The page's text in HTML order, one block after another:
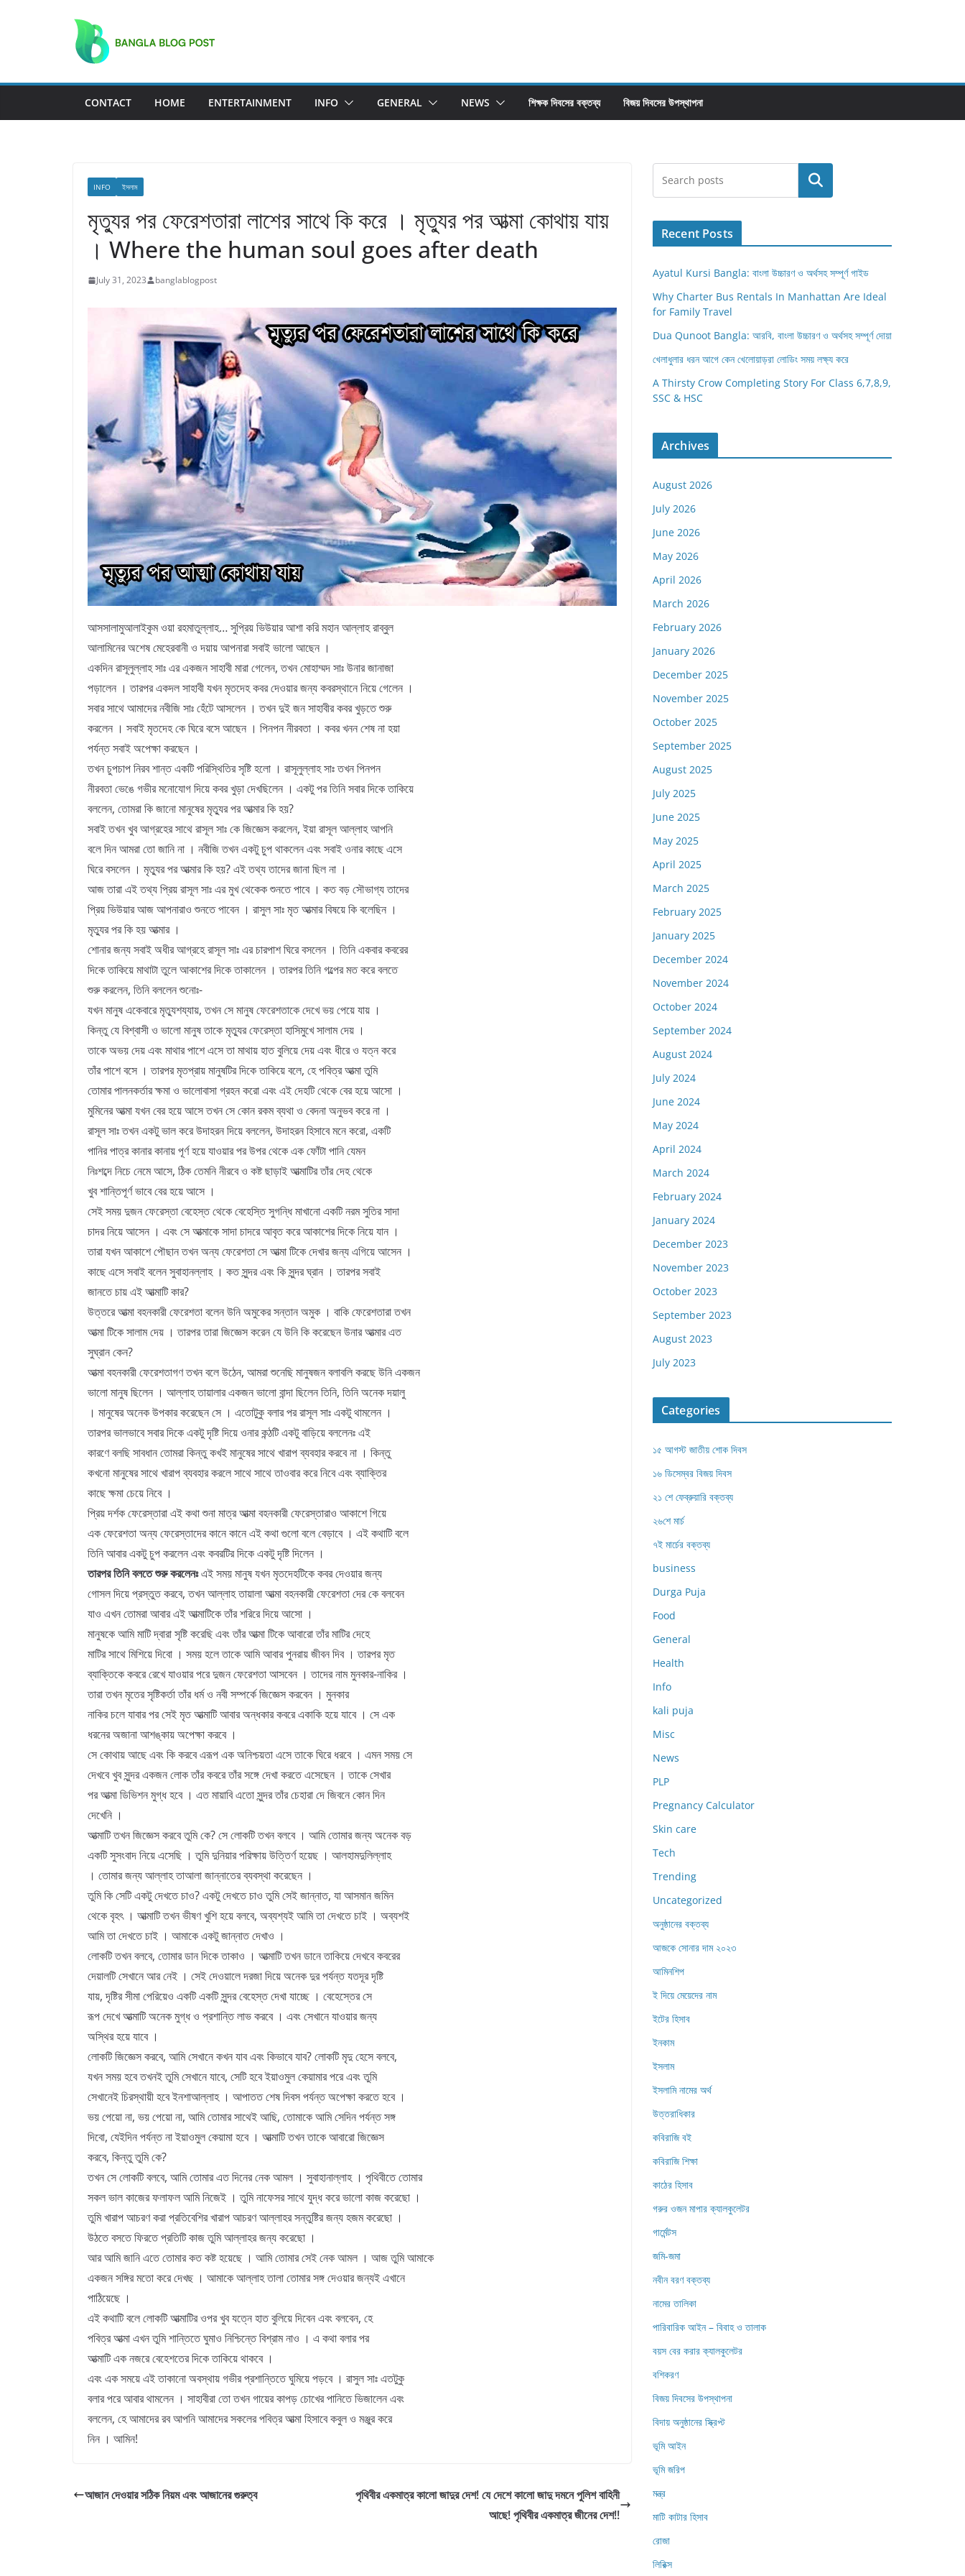
CONTACT HOME ENTERTAINMENT INFO GENERAL NEWS শিক্ষক দিবসের বক্তব্য বিজয় দিবসের উপস্থাপনা
INFO ইসলাম
মৃত্যুর পর ফেরেশতারা লাশের সাথে কি করে । মৃত্যুর পর আত্মা কোথায় যায়
। Where the human soul goes after death
July 31, 2023 banglablogpost
আসসালামুআলাইকুম ওয়া রহমাতুল্লাহ… সুপ্রিয় ভিউয়ার আশা করি মহান আল্লাহ রাব্বুল
আলামিনের অশেষ মেহেরবানী ও দয়ায় আপনারা সবাই ভালো আছেন ।
একদিন রাসূলুল্লাহ সাঃ এর একজন সাহাবী মারা গেলেন, তখন মোহাম্মদ সাঃ উনার জানাজা
পড়ালেন । তারপর একদল সাহাবী যখন মৃতদেহ কবর দেওয়ার জন্য কবরস্থানে নিয়ে গেলেন ।
সবার সাথে আমাদের নবীজি সাঃ হেঁটে আসলেন । তখন দুই জন সাহাবীর কবর খুড়তে শুরু
করলেন । সবাই মৃতদেহ কে ঘিরে বসে আছেন । পিনপন নীরবতা । কবর খনন শেষ না হয়া
পর্যন্ত সবাই অপেক্ষা করছেন ।
তখন চুপচাপ নিরব শান্ত একটি পরিস্থিতির সৃষ্টি হলো । রাসূলুল্লাহ সাঃ তখন পিনপন
নীরবতা ভেঙে গভীর মনোযোগ দিয়ে কবর খুড়া দেখছিলেন । একটু পর তিনি সবার দিকে তাকিয়ে
বললেন, তোমরা কি জানো মানুষের মৃত্যুর পর আত্মার কি হয়?
সবাই তখন খুব আগ্রহের সাথে রাসূল সাঃ কে জিজ্ঞেস করলেন, ইয়া রাসূল আল্লাহ আপনি
বলে দিন আমরা তো জানি না । নবীজি তখন একটু চুপ থাকলেন এবং সবাই ওনার কাছে এসে
ঘিরে বসলেন । মৃত্যুর পর আত্মার কি হয়? এই তথ্য তাদের জানা ছিল না ।
আজ তারা এই তথ্য প্রিয় রাসূল সাঃ এর মুখ থেকেক শুনতে পাবে । কত বড় সৌভাগ্য তাদের
প্রিয় ভিউয়ার আজ আপনারাও শুনতে পাবেন । রাসুল সাঃ মৃত আত্মার বিষয়ে কি বলেছিন ।
মৃত্যুর পর কি হয় আত্মার ।
শোনার জন্য সবাই অধীর আগ্রহে রাসূল সাঃ এর চারপাশ ঘিরে বসলেন । তিনি একবার কবরের
দিকে তাকিয়ে মাথাটা তুলে আকাশের দিকে তাকালেন । তারপর তিনি গল্পের মত করে বলতে
শুরু করলেন, তিনি বললেন শুনোঃ-
যখন মানুষ একেবারে মৃত্যুশয্যায়, তখন সে মানুষ ফেরেশতাকে দেখে ভয় পেয়ে যায় ।
কিন্তু যে বিশ্বাসী ও ভালো মানুষ তাকে মৃত্যুর ফেরেস্তা হাসিমুখে সালাম দেয় ।
তাকে অভয় দেয় এবং মাথার পাশে এসে তা মাথায় হাত বুলিয়ে দেয় এবং ধীরে ও যত্ন করে
তাঁর পাশে বসে । তারপর মৃতপ্রায় মানুষটির দিকে তাকিয়ে বলে, হে পবিত্র আত্মা তুমি
তোমার পালনকর্তার ক্ষমা ও ভালোবাসা গ্রহন করো এবং এই দেহটি থেকে বের হয়ে আসো ।
মুমিনের আত্মা যখন বের হয়ে আসে তখন সে কোন রকম ব্যথা ও বেদনা অনুভব করে না ।
রাসূল সাঃ তখন একটু ভাল করে উদাহরন দিয়ে বললেন, উদাহরন হিসাবে মনে করো, একটি
পানির পাত্র কানার কানায় পূর্ণ হয়ে যাওয়ার পর উপর থেকে এক ফোঁটা পানি যেমন
নিঃশব্দে নিচে নেমে আসে, ঠিক তেমনি নীরবে ও কষ্ট ছাড়াই আত্মাটির তাঁর দেহ থেকে
খুব শান্তিপূর্ণ ভাবে বের হয়ে আসে ।
সেই সময় দুজন ফেরেস্তা বেহেস্ত থেকে বেহেস্তি সুগন্ধি মাখানো একটি নরম সুতির সাদা
চাদর নিয়ে আসেন । এবং সে আত্মাকে সাদা চাদরে আবৃত করে আকাশের দিকে নিয়ে যান ।
তারা যখন আকাশে পৌছান তখন অন্য ফেরেশতা সে আত্মা টিকে দেখার জন্য এগিয়ে আসেন ।
কাছে এসে সবাই বলেন সুবাহানল্লাহ । কত সুন্দর এবং কি সুন্দর ঘ্রান । তারপর সবাই
জানতে চায় এই আত্মাটি কার?
উত্তরে আত্মা বহনকারী ফেরেশতা বলেন উনি অমুকের সন্তান অমুক । বাকি ফেরেশতারা তখন
আত্মা টিকে সালাম দেয় । তারপর তারা জিজ্ঞেস করেন যে উনি কি করেছেন উনার আত্মার এত
সুঘ্রান কেন?
আত্মা বহনকারী ফেরেশতাগণ তখন বলে উঠেন, আমরা শুনেছি মানুষজন বলাবলি করছে উনি একজন
ভালো মানুষ ছিলেন । আল্লাহ তায়ালার একজন ভালো বান্দা ছিলেন তিনি, তিনি অনেক দয়ালু
। মানুষের অনেক উপকার করেছেন সে । এতোটুকু বলার পর রাসূল সাঃ একটু থামলেন ।
তারপর ভালভাবে সবার দিকে একটু দৃষ্টি দিয়ে ওনার কন্ঠটি একটু বাড়িয়ে বললেনঃ এই
কারণে বলছি সাবধান তোমরা কিন্তু কখই মানুষের সাথে খারাপ ব্যবহার করবে না । কিন্তু
কখনো মানুষের সাথে খারাপ ব্যবহার করলে সাথে সাথে তাওবার করে নিবে এবং ব্যাক্তির
কাছে ক্ষমা চেয়ে নিবে ।
প্রিয় দর্শক ফেরেস্তারা এই কথা শুনা মাত্র আত্মা বহনকারী ফেরেস্তারাও আকাশে গিয়ে
এক ফেরেশতা অন্য ফেরেস্তাদের কানে কানে এই কথা গুলো বলে বেড়াবে । এই কথাটি বলে
তিনি আবার একটু চুপ করলেন এবং কবরটির দিকে একটু দৃষ্টি দিলেন ।
তারপর তিনি বলতে শুরু করলেনঃএই সময় মানুষ যখন মৃতদেহটিকে কবর দেওয়ার জন্য
গোসল দিয়ে প্রস্তুত করবে, তখন আল্লাহ তায়ালা আত্মা বহনকারী ফেরেশতা দের কে বলবেন
যাও এখন তোমরা আবার এই আত্মাটিকে তাঁর শরিরে দিয়ে আসো ।
মানুষকে আমি মাটি দ্বারা সৃষ্টি করেছি এবং তাঁর আত্মা টিকে আবারো তাঁর মাটির দেহে
মাটির সাথে মিশিয়ে দিবো । সময় হলে তাকে আমি আবার পুনরায় জীবন দিব । তারপর মৃত
ব্যাক্তিকে কবরে রেখে যাওয়ার পরে দুজন ফেরেশতা আসবেন । তাদের নাম মুনকার-নাকির ।
তারা তখন মৃতের সৃষ্টিকর্তা তাঁর ধর্ম ও নবী সম্পর্কে জিজ্ঞেস করবেন । মুনকার
নাকির চলে যাবার পর সেই মৃত আত্মাটি আবার অন্ধকার কবরে একাকি হয়ে যাবে । সে এক
ধরনের অজানা আশঙ্কায় অপেক্ষা করবে ।
সে কোথায় আছে এবং কি করবে এরূপ এক অনিশ্চয়তা এসে তাকে ঘিরে ধরবে । এমন সময় সে
দেখবে খুব সুন্দর একজন লোক তাঁর কবরে তাঁর সঙ্গে দেখা করতে এসেছেন । তাকে সেখার
পর আত্মা ডিভিশন মুগ্ধ হবে । এত মায়াবি এতো সুন্দর তাঁর চেহারা দে জিবনে কোন দিন
দেখেনি ।
আত্মাটি তখন জিজ্ঞেস করবে তুমি কে? সে লোকটি তখন বলবে । আমি তোমার জন্য অনেক বড়
একটি সুসংবাদ নিয়ে এসেছি । তুমি দুনিয়ার পরিক্ষায় উত্তির্ণ হয়েছ । আলহামদুলিল্লাহ
। তোমার জন্য আল্লাহ তাআলা জান্নাতের ব্যবস্থা করেছেন ।
তুমি কি সেটি একটু দেখতে চাও? একটু দেখতে চাও তুমি সেই জান্নাত, যা আসমান জমিন
থেকে বৃহৎ । আত্মাটি তখন ভীষণ খুশি হয়ে বলবে, অব্যশ্যই আমি তা দেখতে চাই । অব্যশই
আমি তা দেখতে চাই । আমাকে একটু জান্নাত দেখাও ।
লোকটি তখন বলবে, তোমার ডান দিকে তাকাও । আত্মাটি তখন ডানে তাকিয়ে দেখবে কবরের
দেয়ালটি সেখানে আর নেই । সেই দেওয়ালে দরজা দিয়ে অনেক দুর পর্যন্ত যতদূর দৃষ্টি
যায়, দৃষ্টির সীমা পেরিয়েও একটি একটি সুন্দর বেহেস্ত দেখা যাচ্ছে । বেহেস্তের সে
রূপ দেখে আত্মাটি অনেক মুগ্ধ ও প্রশান্তি লাভ করবে । এবং সেখানে যাওয়ার জন্য
অস্থির হয়ে যাবে ।
লোকটি জিজ্ঞেস করবে, আমি সেখানে কখন যাব এবং কিভাবে যাব? লোকটি মৃদু হেসে বলবে,
যখন সময় হবে তখনই তুমি সেখানে যাবে, সেটি হবে ইয়াওমুল কেয়ামার পরে এবং তুমি
সেখানেই চিরস্থায়ী হবে ইনশাআল্লাহ । আপাতত শেষ দিবস পর্যন্ত অপেক্ষা করতে হবে ।
ভয় পেয়ো না, ভয় পেয়ো না, আমি তোমার সাথেই আছি, তোমাকে আমি সেদিন পর্যন্ত সঙ্গ
দিবো, যেইদিন পর্যন্ত না ইয়াওমুল কেয়ামা হবে । আত্মাটি তখন তাকে আবারো জিজ্ঞেস
করবে, কিন্তু তুমি কে?
তখন সে লোকটি বলবে, আমি তোমার এত দিনের নেক আমল । সুবাহানাল্লাহ । পৃথিবীতে তোমার
সকল ভাল কাজের ফলাফল আমি নিজেই । তুমি নাফেসর সাথে যুদ্ধ করে ভালো কাজ করেছো ।
তুমি খারাপ আচরণ করা প্রতিবেশির খারাপ আচরণ আল্লাহর সন্তুষ্টির জন্য হজম করেছো ।
উঠতে বসতে ফিরতে প্রতিটি কাজ তুমি আল্লাহর জন্য করেছো ।
আর আমি জানি এতে তোমার কত কষ্ট হয়েছে । আমি তোমার সেই নেক আমল । আজ তুমি আমাকে
একজন সঙ্গির মতো করে দেখছ । আমাকে আল্লাহ তালা তোমার সঙ্গ দেওয়ার জন্যই এখানে
পাঠিয়েছে ।
এই কথাটি বলে লোকটি আত্মাটির ওপর খুব যত্নে হাত বুলিয়ে দিবেন এবং বলবেন, হে
পবিত্র আত্মা এখন তুমি শান্তিতে ঘুমাও নিশ্চিন্তে বিশ্রাম নাও । এ কথা বলার পর
আত্মাটি এক নজরে বেহেশতের দিকে তাকিয়ে থাকবে ।
এবং এক সময়ে এই তাকানো অবস্থায় গভীর প্রশান্তিতে ঘুমিয়ে পড়বে । রাসুল সাঃ এতটুকু
বলার পরে আবার থামলেন । সাহাবীরা তো তখন গায়ের কাপড় চোখের পানিতে ভিজালেন এবং
বললেন, হে আমাদের রব আপনি আমাদের সকলের পবিত্র আত্মা হিসাবে কবুল ও মঞ্জুর করে
নিন । আমিন!
আজান দেওয়ার সঠিক নিয়ম এবং আজানের গুরুত্ব
পৃথিবীর একমাত্র কালো জাদুর দেশ! যে দেশে কালো জাদু দমনে পুলিশ বাহিনী
আছে! পৃথিবীর একমাত্র জীনের দেশ!!
Search
Recent Posts
Ayatul Kursi Bangla: বাংলা উচ্চারণ ও অর্থসহ সম্পূর্ণ গাইড
Why Charter Bus Rentals In Manhattan Are Ideal
for Family Travel
Dua Qunoot Bangla: আরবি, বাংলা উচ্চারণ ও অর্থসহ সম্পূর্ণ দোয়া
খেলাধুলার ধরন আগে কেন খেলোয়াড়রা লোডিং সময় লক্ষ্য করে
A Thirsty Crow Completing Story For Class 6,7,8,9,
SSC & HSC
Archives
August 2026
July 2026
June 2026
May 2026
April 2026
March 2026
February 2026
January 2026
December 2025
November 2025
October 2025
September 2025
August 2025
July 2025
June 2025
May 2025
April 2025
March 2025
February 2025
January 2025
December 2024
November 2024
October 2024
September 2024
August 2024
July 2024
June 2024
May 2024
April 2024
March 2024
February 2024
January 2024
December 2023
November 2023
October 2023
September 2023
August 2023
July 2023
Categories
১৫ আগস্ট জাতীয় শোক দিবস
১৬ ডিসেম্বর বিজয় দিবস
২১ শে ফেব্রুয়ারি বক্তব্য
২৬শে মার্চ
৭ই মার্চের বক্তব্য
business
Durga Puja
Food
General
Health
Info
kali puja
Misc
News
PLP
Pregnancy Calculator
Skin care
Tech
Trending
Uncategorized
অনুষ্ঠানের বক্তব্য
আজকে সোনার দাম ২০২৩
আমিনশিপ
ই দিয়ে মেয়েদের নাম
ইটের হিসাব
ইনকাম
ইসলাম
ইসলামি নামের অর্থ
উত্তরাধিকার
কবিরাজি বই
কবিরাজি শিক্ষা
কাঠের হিসাব
গরুর ওজন মাপার ক্যালকুলেটর
গার্মেন্টস
জমি-জমা
নবীন বরণ বক্তব্য
নামের তালিকা
পারিবারিক আইন – বিবাহ ও তালাক
বয়স বের করার ক্যালকুলেটর
বশিকরণ
বিজয় দিবসের উপস্থাপনা
বিদায় অনুষ্ঠানের স্ক্রিপ্ট
ভূমি আইন
ভূমি জরিপ
মন্ত্র
মাটি কাটার হিসাব
রোজা
লিরিক্স